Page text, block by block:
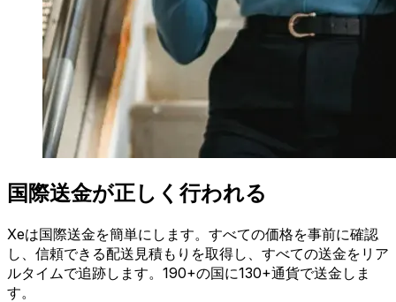
国際送金が正しく行われる
Xeは国際送金を簡単にします。すべての価格を事前に確認
し、信頼できる配送見積もりを取得し、すべての送金をリア
ルタイムで追跡します。190+の国に130+通貨で送金しま
す。